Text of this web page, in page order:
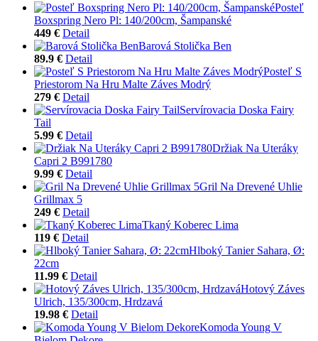
Posteľ
Boxspring Nero Pl: 140/200cm, Šampanské
449 € Detail
Barová Stolička Ben
89.9 € Detail
Posteľ S
Priestorom Na Hru Malte Záves Modrý
279 € Detail
Servírovacia Doska Fairy
Tail
5.99 € Detail
Držiak Na Uteráky
Capri 2 B991780
9.99 € Detail
Gril Na Drevené Uhlie
Grillmax 5
249 € Detail
Tkaný Koberec Lima
119 € Detail
Hlboký Tanier Sahara, Ø:
22cm
11.99 € Detail
Hotový Záves
Ulrich, 135/300cm, Hrdzavá
19.98 € Detail
Komoda Young V